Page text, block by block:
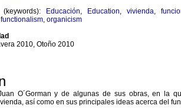
Educación Education vivienda
organicism
No. 28-29; Primavera 2010, Otoño 2010
O´Gorman y de algunas de sus obras, en la
así como en sus principales ideas acerca del